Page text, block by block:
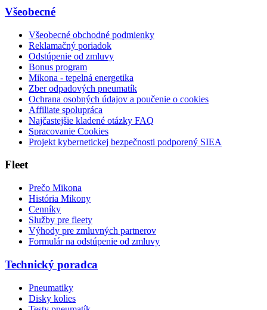
Všeobecné
Všeobecné obchodné podmienky
Reklamačný poriadok
Odstúpenie od zmluvy
Bonus program
Mikona - tepelná energetika
Zber odpadových pneumatík
Ochrana osobných údajov a poučenie o cookies
Affiliate spolupráca
Najčastejšie kladené otázky FAQ
Spracovanie Cookies
Projekt kybernetickej bezpečnosti podporený SIEA
Fleet
Prečo Mikona
História Mikony
Cenníky
Služby pre fleety
Výhody pre zmluvných partnerov
Formulár na odstúpenie od zmluvy
Technický poradca
Pneumatiky
Disky kolies